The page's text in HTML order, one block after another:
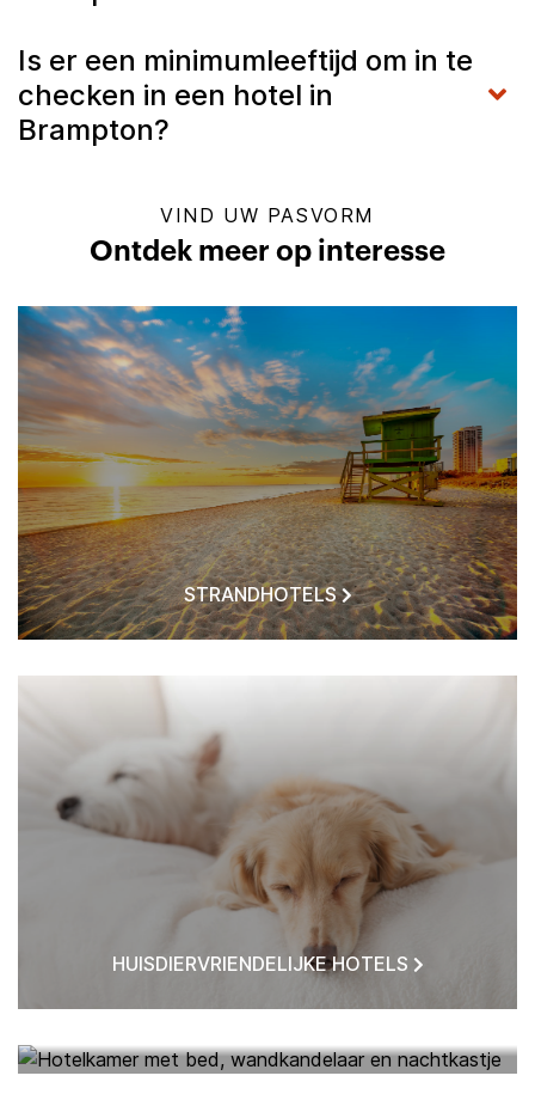
Is er een minimumleeftijd om in te
checken in een hotel in
Brampton?
VIND UW PASVORM
Ontdek meer op interesse
STRANDHOTELS
HUISDIERVRIENDELIJKE HOTELS